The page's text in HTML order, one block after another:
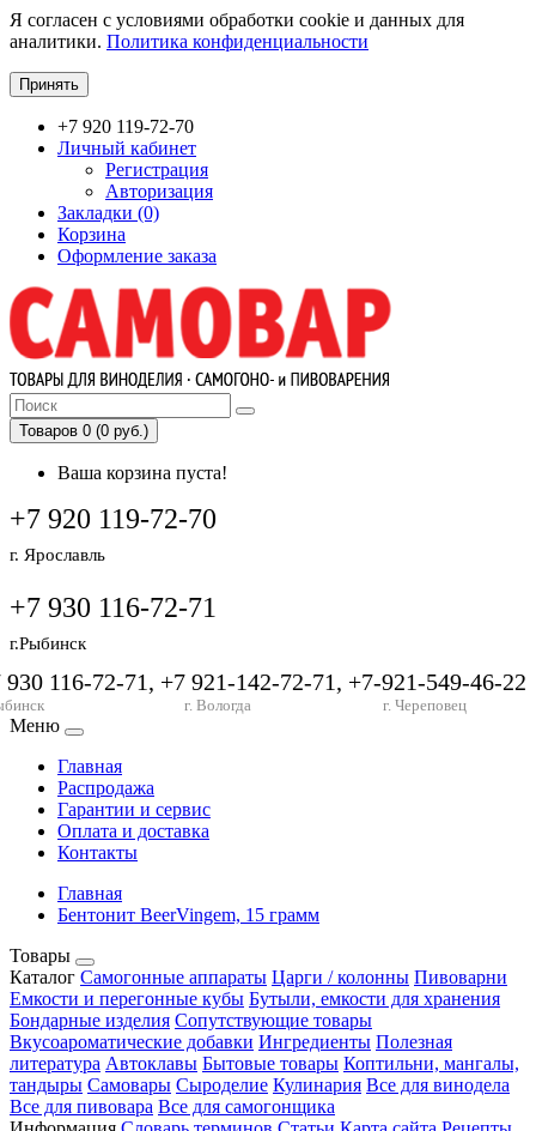
Я согласен с условиями обработки cookie и данных для
аналитики. Политика конфиденциальности
Принять
+7 920 119-72-70
Личный кабинет
Регистрация
Авторизация
Закладки (0)
Корзина
Оформление заказа
Товаров 0 (0 руб.)
Ваша корзина пуста!
+7 920 119-72-70
г. Ярославль
+7 930 116-72-71
г.Рыбинск
116-72-71, +7 921-142-72-71, +7-921-549-46-22
г. Вологда г. Череповец
Меню
Главная
Распродажа
Гарантии и сервис
Оплата и доставка
Контакты
Главная
Бентонит BeerVingem, 15 грамм
Товары
Каталог Самогонные аппараты Царги / колонны Пивоварни
Емкости и перегонные кубы Бутыли, емкости для хранения
Бондарные изделия Сопутствующие товары
Вкусоароматические добавки Ингредиенты Полезная
литература Автоклавы Бытовые товары Коптильни, мангалы,
тандыры Самовары Сыроделие Кулинария Все для винодела
Все для пивовара Все для самогонщика